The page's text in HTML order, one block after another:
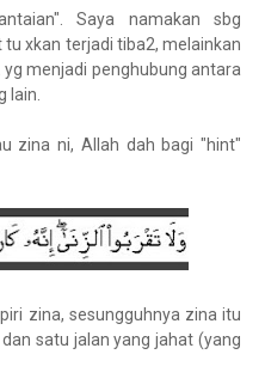
Saya namakan sbg
xkan terjadi tiba2, melainkan
menjadi penghubung antara
lain.
zina ni, Allah dah bagi "hint"
zina, sesungguhnya zina itu
satu jalan yang jahat (yang